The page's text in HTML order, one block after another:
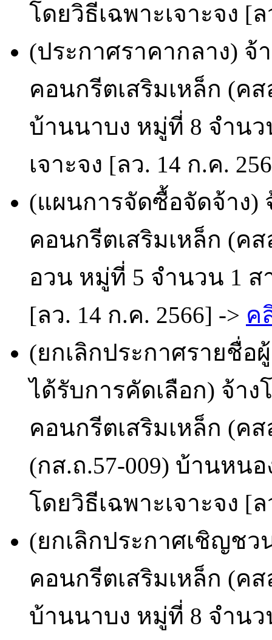
โดยวิธีเฉพาะเจาะจง [
(ประกาศราคากลาง) จ้
คอนกรีตเสริมเหล็ก (คส
บ้านนาบง หมู่ที่ 8 จำนว
เจาะจง [ลว. 14 ก.ค.
(แผนการจัดซื้อจัดจ้าง)
คอนกรีตเสริมเหล็ก (ค
อวน หมู่ที่ 5 จำนวน 1 ส
[ลว. 14 ก.ค. 2566] -> ค
(ยกเลิกประกาศรายชื่อ
ได้รับการคัดเลือก) จ้า
คอนกรีตเสริมเหล็ก (ค
(กส.ถ.57-009) บ้านหน
โดยวิธีเฉพาะเจาะจง [
(ยกเลิกประกาศเชิญชว
คอนกรีตเสริมเหล็ก (คส
บ้านนาบง หมู่ที่ 8 จำนว